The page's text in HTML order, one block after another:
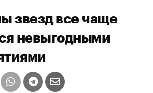
звезд все чаще
невыгодными